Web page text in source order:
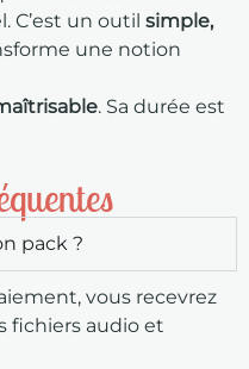
C’est un outil simple,
une notion
. Sa durée est
pack ?
vous recevrez
fichiers audio et